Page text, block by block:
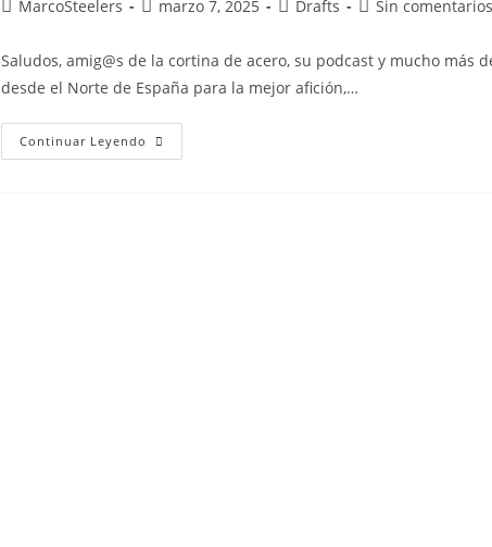
MarcoSteelers marzo 7, 2025 Drafts Sin comentarios
Saludos, amig@s de la cortina de acero, su podcast y mucho más
desde el Norte de España para la mejor afición,…
Continuar Leyendo